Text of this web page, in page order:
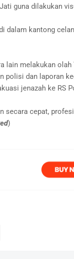
guna dilakukan
dalam kantong
lain melakukan olah
polisi dan laporan
jenazah ke RS
secara cepat,
)